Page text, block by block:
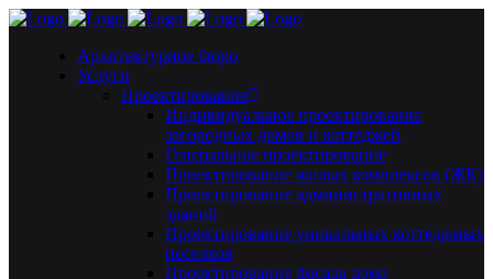
Архитектурное бюро
Услуги
Проектирование
Индивидуальное проектирование
загородных домов и коттеджей
Генеральное проектирование
Проектирование жилых комплексов (ЖК)
Проектирование административных
зданий
Проектирование уникальных коттеджных
поселков
Проектирование фасада дома